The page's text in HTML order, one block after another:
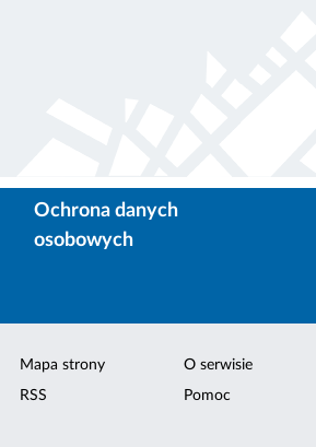
Ochrona danych
osobowych
Mapa strony
RSS
O serwisie
Pomoc